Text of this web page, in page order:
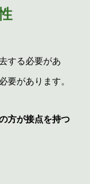
する必要があ
要があります。
方が接点を持つ